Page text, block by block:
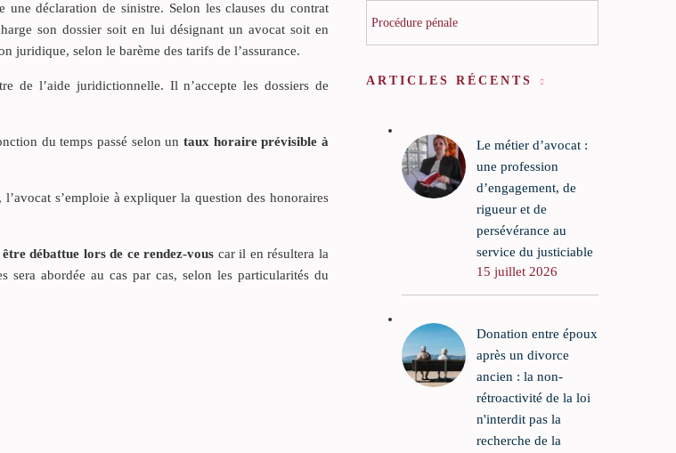
déclaration de sinistre. Selon les clauses du contrat
son dossier soit en lui désignant un avocat soit en
juridique, selon le barème des tarifs de l’assurance.
de l’aide juridictionnelle. Il n’accepte les dossiers de
du temps passé selon un taux horaire prévisible à
s’emploie à expliquer la question des honoraires
débattue lors de ce rendez-vous car il en résultera la
sera abordée au cas par cas, selon les particularités du
Procédure pénale
ARTICLES RÉCENTS
Le métier d’avocat :
une profession
d’engagement, de
rigueur et de
persévérance au
service du justiciable
15 juillet 2026
Donation entre époux
après un divorce
ancien : la non-
rétroactivité de la loi
n'interdit pas la
recherche de la